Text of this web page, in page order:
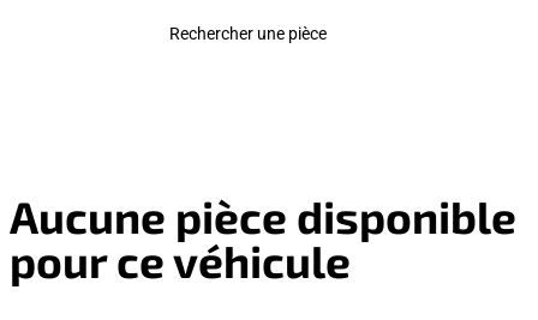
Rechercher une pièce
Aucune pièce disponible
pour ce véhicule